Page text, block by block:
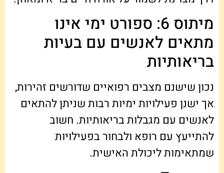
מיתוס 6: ספורט ימי אינו
מתאים לאנשים עם בעיות
בריאותיות
נכון שישנם מצבים רפואיים שדורשים זהירות,
אך ישנן פעילויות ימיות רבות שניתן להתאים
לאנשים עם מגבלות בריאותיות. חשוב
להתייעץ עם רופא ולבחור בפעילויות
שמתאימות ליכולת האישית.